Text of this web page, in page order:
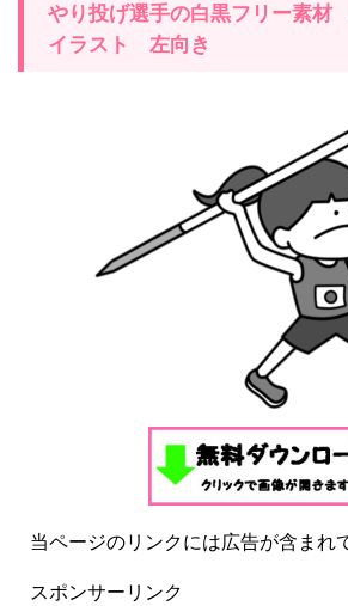
やり投げ選手の白黒フリー素材
イラスト 左向き
当ページのリンクには広告が含まれ
スポンサーリンク